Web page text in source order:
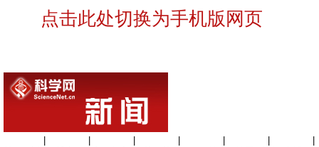
点击此处切换为手机版网页